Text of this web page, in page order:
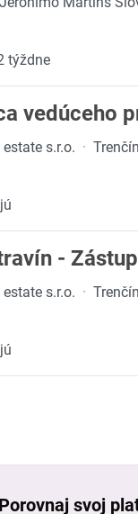
týždne
vedúceho
s.r.o. ·
-
s.r.o. ·
Porovnaj svoj